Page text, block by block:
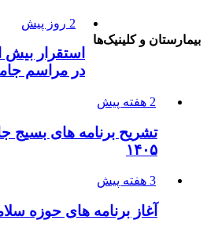
بیمارستان و کلینیک‌ها
2 روز پیش
استقرار بیش
در مراسم
2 هفته پیش
تشریح برنامه های بسیج
۱۴۰۵
3 هفته پیش
آغاز برنامه های حوزه